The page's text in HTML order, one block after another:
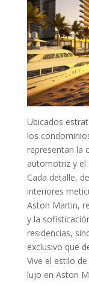
Ubicados
los
representan la
automotriz y el
Cada detalle,
interiores
Aston Martin,
y la
residencias,
exclusivo que
Vive el estilo
lujo en Aston